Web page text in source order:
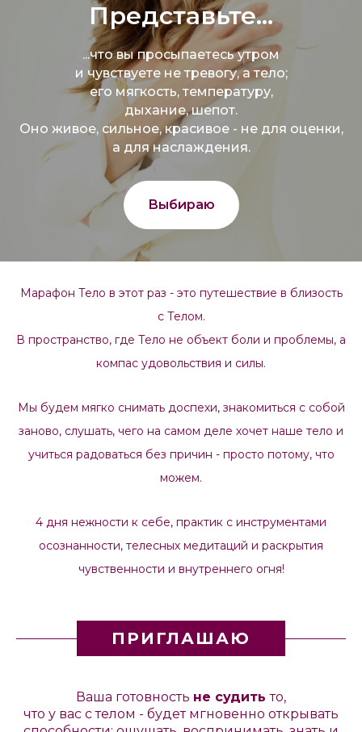
Представьте...
...что вы просыпаетесь утром
и чувствуете не тревогу, а тело;
его мягкость, температуру,
дыхание, шепот.
Оно живое, сильное, красивое - не для оценки,
а для наслаждения.
Выбираю
Марафон Тело в этот раз - это путешествие в близость
с Телом.
В пространство, где Тело не объект боли и проблемы, а
компас удовольствия и силы.
Мы будем мягко снимать доспехи, знакомиться с собой
заново, слушать, чего на самом деле хочет наше тело и
учиться радоваться без причин - просто потому, что
можем.
4 дня нежности к себе, практик с инструментами
осознанности, телесных медитаций и раскрытия
чувственности и внутреннего огня!
ПРИГЛАШАЮ
Ваша готовность не судитьто,
что у вас с телом - будет мгновенно открывать